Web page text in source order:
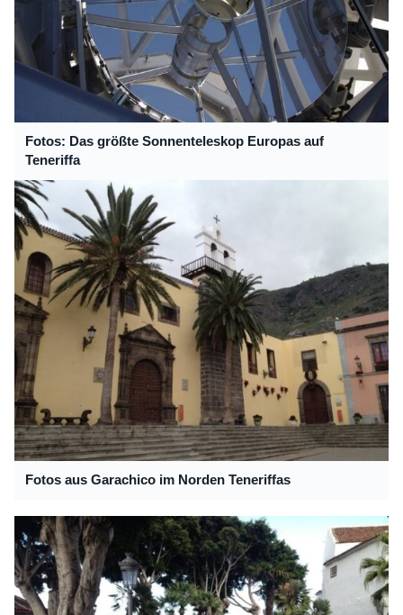
Fotos: Das größte Sonnenteleskop Europas auf
Teneriffa
Fotos aus Garachico im Norden Teneriffas